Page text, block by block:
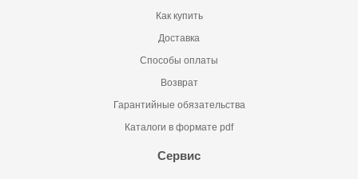
Как купить
Доставка
Способы оплаты
Возврат
Гарантийные обязательства
Каталоги в формате pdf
Сервис